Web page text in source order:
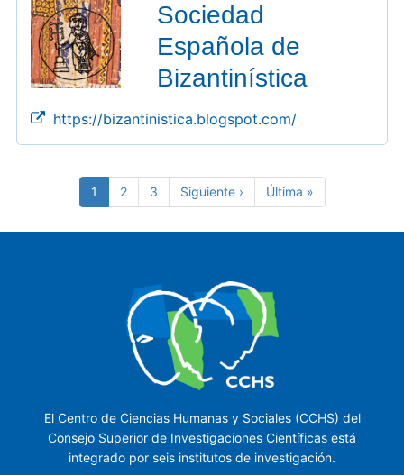
Sociedad
Española de
Bizantinística
https://bizantinistica.blogspot.com/
Paginación
Página
actual
1 Page
2 Page
3
Siguiente
página
Siguiente ›
Última
página
Última »
El Centro de Ciencias Humanas y Sociales (CCHS) del
Consejo Superior de Investigaciones Científicas está
integrado por seis institutos de investigación.